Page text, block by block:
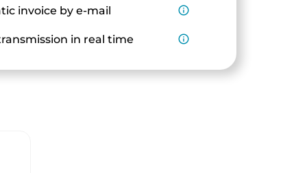
invoice by e-mail info_outline
in real time info_outline